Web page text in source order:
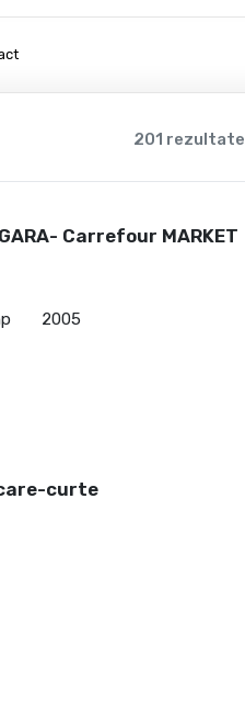
201 rezultate
Carrefour MARKET
2005
curte